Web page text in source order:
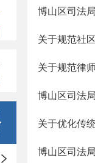
博山区司法
关于规范社
关于规范律
博山区司法
关于优化传
博山区司法